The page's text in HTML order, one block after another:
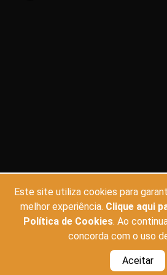
CINEMAS
CINE CARIOCA JOSÉ WILKER
Este site utiliza cookies para
melhor experiência. Clique aqui
Política de Cookies. Ao
concorda com o uso
Aceitar